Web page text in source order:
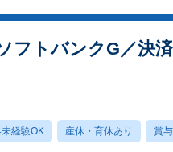
フトバンクG／
経験OK 産休・育休あり 賞